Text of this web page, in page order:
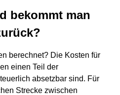
bekommt man
berechnet? Die Kosten für
einen Teil der
absetzbar sind. Für
Strecke zwischen